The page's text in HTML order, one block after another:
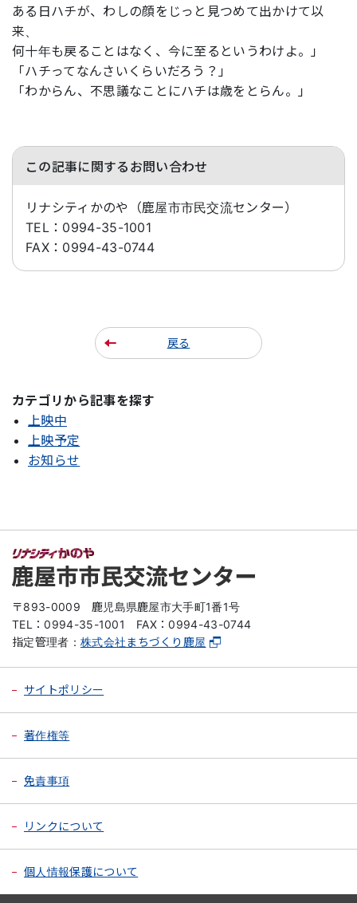
ある日ハチが、わしの顔をじっと見つめて出かけて以
来、
何十年も戻ることはなく、今に至るというわけよ。」
「ハチってなんさいくらいだろう？」
「わからん、不思議なことにハチは歳をとらん。」
この記事に関するお問い合わせ
リナシティかのや（鹿屋市市民交流センター）
TEL： 0994-35-1001
FAX： 0994-43-0744
戻る
カテゴリから記事を探す
上映中
上映予定
お知らせ
〒893-0009
鹿児島県鹿屋市大手町1番1号
TEL：0994-35-1001
FAX：0994-43-0744
指定管理者： 株式会社まちづくり鹿屋
サイトポリシー
著作権等
免責事項
リンクについて
個人情報保護について